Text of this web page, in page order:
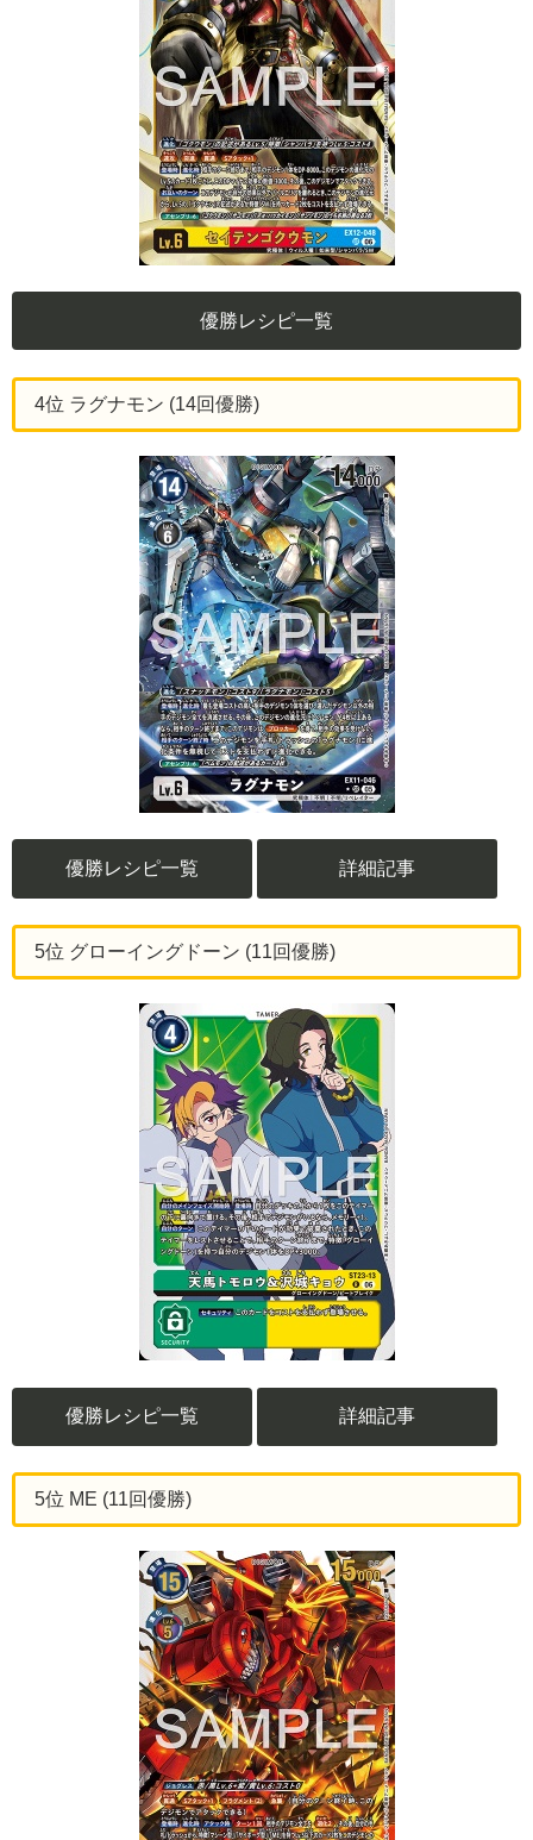
優勝レシピ一覧
4位 ラグナモン (14回優勝)
優勝レシピ一覧 詳細記事
5位 グローイングドーン (11回優勝)
優勝レシピ一覧 詳細記事
5位 ME (11回優勝)